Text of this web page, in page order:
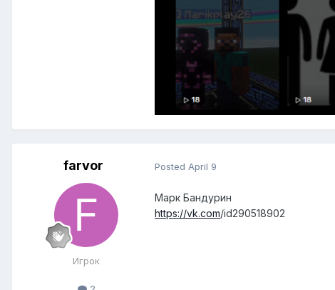
farvor
Игрок
Posted April 9
Марк Бандурин
https://vk.com/id290518902